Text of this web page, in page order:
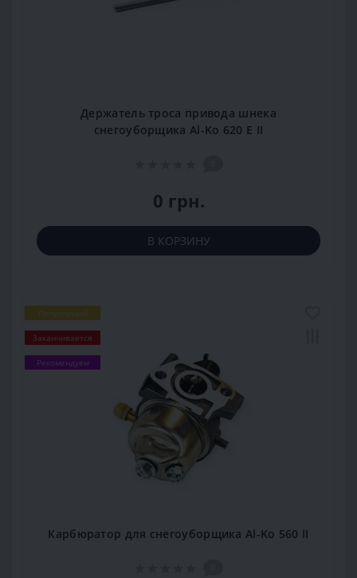
Держатель троса привода шнека
снегоуборщика Al-Ko 620 E II
0 грн.
В КОРЗИНУ
Популярный
Заканчивается
Рекомендуем
Карбюратор для снегоуборщика Al-Ko 560 II